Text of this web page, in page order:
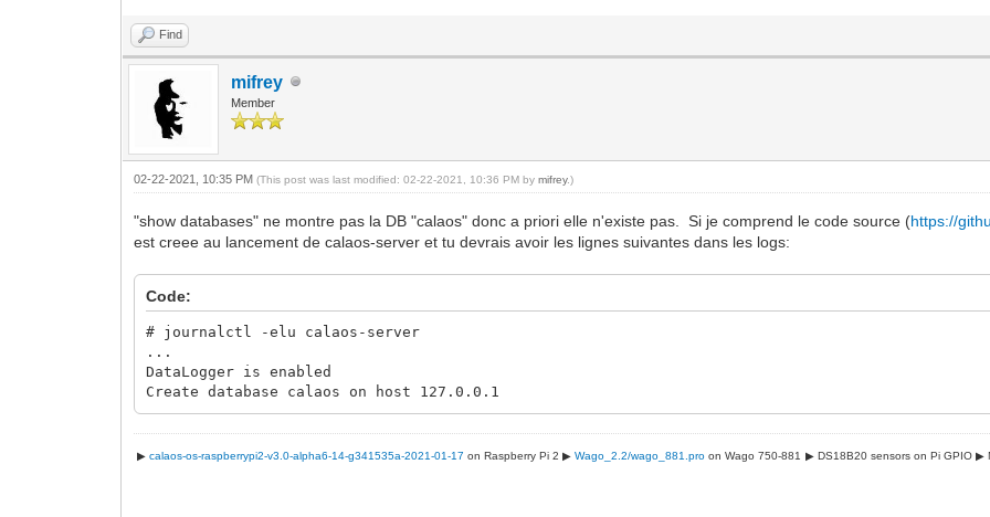
Find
mifrey
Member
02-22-2021, 10:35 PM(This post was last modified: 02-22-2021, 10:36 PM bymifrey.)
"show databases" ne montre pas la DB "calaos" donc a priori elle n'existe pas. Si je comprend le code source (https://
est creee au lancement de calaos-server et tu devrais avoir les lignes suivantes dans les logs:
Code:
# journalctl -elu calaos-server
...
DataLogger is enabled
Create database calaos on host 127.0.0.1
▶ calaos-os-raspberrypi2-v3.0-alpha6-14-g341535a-2021-01-17 on Raspberry Pi 2 ▶Wago_2.2/wago_881.pro on Wago 750-881 ▶ DS18B20 sensors on Pi GPIO▶